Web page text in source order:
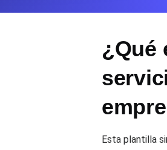
¿Qué
Esta plantilla